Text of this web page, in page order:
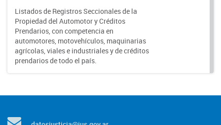
Listados de Registros Seccionales de la
Propiedad del Automotor y Créditos
Prendarios, con competencia en
automotores, motovehículos, maquinarias
agrícolas, viales e industriales y de créditos
prendarios de todo el país.